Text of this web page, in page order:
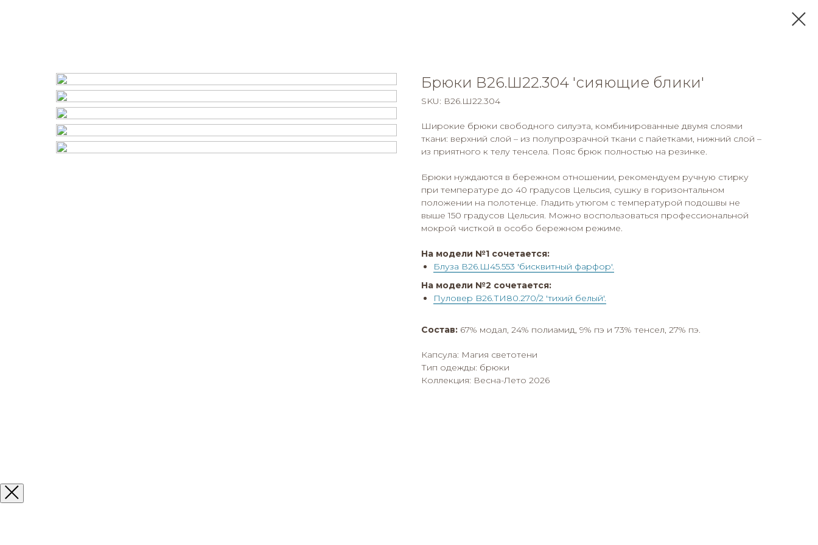
Брюки В26.Ш22.304 'сияющие блики'
SKU: В26.Ш22.304
Широкие брюки свободного силуэта, комбинированные двумя слоями
ткани: верхний слой – из полупрозрачной ткани с пайетками, нижний слой –
из приятного к телу тенсела. Пояс брюк полностью на резинке.
Брюки нуждаются в бережном отношении, рекомендуем ручную стирку
при температуре до 40 градусов Цельсия, сушку в горизонтальном
положении на полотенце. Гладить утюгом с температурой подошвы не
выше 150 градусов Цельсия. Можно воспользоваться профессиональной
мокрой чисткой в особо бережном режиме.
На модели №1 сочетается:
Блуза В26.Ш45.553 'бисквитный фарфор'.
На модели №2 сочетается:
Пуловер B26.ТИ80.270/2 'тихий белый'.
Состав: 67% модал, 24% полиамид, 9% пэ и 73% тенсел, 27% пэ.
Капсула: Магия светотени
Тип одежды: брюки
Коллекция: Весна-Лето 2026